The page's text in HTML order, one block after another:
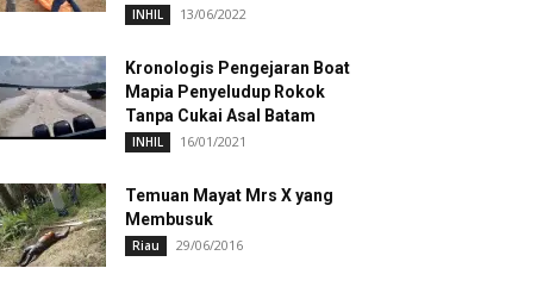
INHIL 13/06/2022
Kronologis Pengejaran Boat
Mapia Penyeludup Rokok
Tanpa Cukai Asal Batam
INHIL 16/01/2021
Temuan Mayat Mrs X yang
Membusuk
Riau 29/06/2016